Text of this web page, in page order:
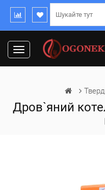
Toggle
navigation
Дров`яний